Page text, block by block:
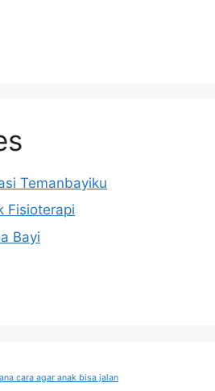
Temanbayiku
Fisioterapi
Bayi
cara agar anak bisa jalan